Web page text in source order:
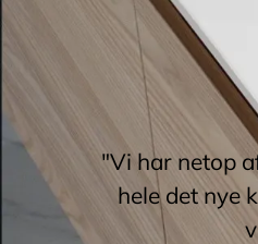
"Vi har netop
hele det nye